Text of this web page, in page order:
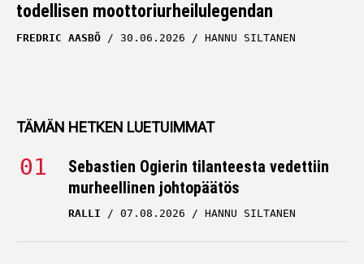
todellisen moottoriurheilulegendan
FREDRIC AASBÖ 30.06.2026 HANNU SILTANEN
TÄMÄN HETKEN LUETUIMMAT
Sebastien Ogierin tilanteesta vedettiin
murheellinen johtopäätös
RALLI 07.08.2026 HANNU SILTANEN